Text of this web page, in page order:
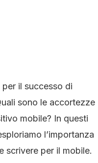
per il successo di
sono le accortezze
mobile? In questi
l’importanza
scrivere per il mobile.